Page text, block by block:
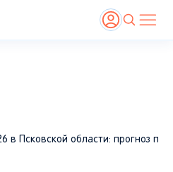
в Псковской области: прогноз